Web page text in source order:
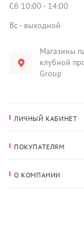
Сб 10:00 - 14:00
Вс - выходной
Магазины
клубной
Group
ЛИЧНЫЙ КАБИНЕТ
Адрес для доставки
ПОКУПАТЕЛЯМ
О КОМПАНИИ
Политика